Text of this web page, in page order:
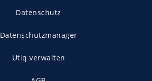
Datenschutz
Datenschutzmanager
Utiq verwalten